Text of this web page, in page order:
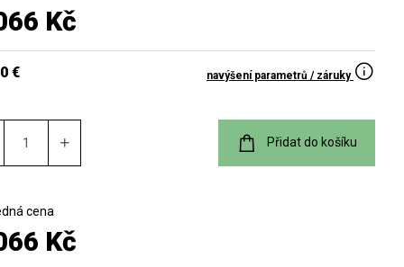
Kč
€ navýšení parametrů / záruky
Přidat do košíku
cena
Kč